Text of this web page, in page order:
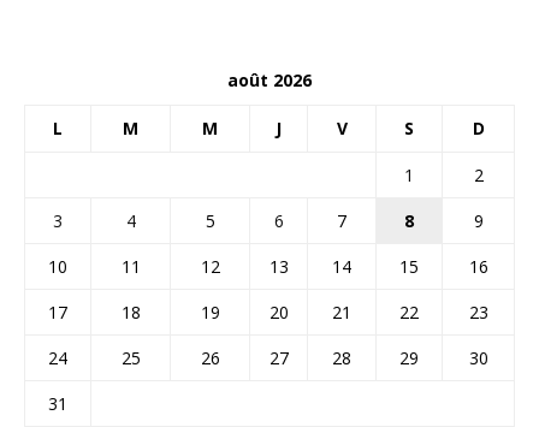
août 2026
L M M J V S D
1
2
3
4 5 6 7 8
9
10
11 12 13 14 15
16
17
18 19 20 21 22
23
24
25 26 27 28 29
30
31